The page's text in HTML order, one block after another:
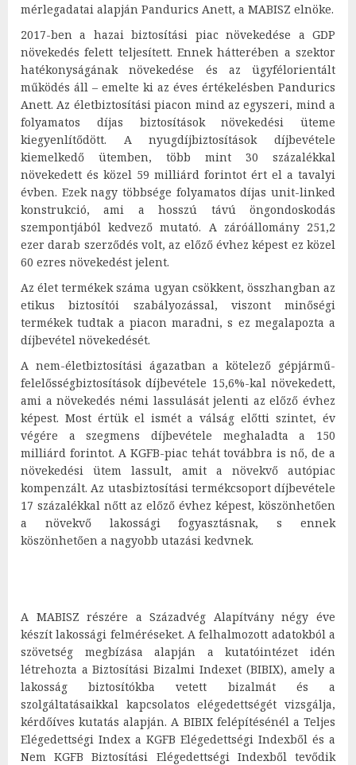
mérlegadatai alapján Pandurics Anett, a MABISZ elnöke.
2017-ben a hazai biztosítási piac növekedése a GDP
növekedés felett teljesített. Ennek hátterében a szektor
hatékonyságának növekedése és az ügyfélorientált
működés áll – emelte ki az éves értékelésben Pandurics
Anett. Az életbiztosítási piacon mind az egyszeri, mind a
folyamatos díjas biztosítások növekedési üteme
kiegyenlítődött. A nyugdíjbiztosítások díjbevétele
kiemelkedő ütemben, több mint 30 százalékkal
növekedett és közel 59 milliárd forintot ért el a tavalyi
évben. Ezek nagy többsége folyamatos díjas unit-linked
konstrukció, ami a hosszú távú öngondoskodás
szempontjából kedvező mutató. A záróállomány 251,2
ezer darab szerződés volt, az előző évhez képest ez közel
60 ezres növekedést jelent.
Az élet termékek száma ugyan csökkent, összhangban az
etikus biztosítói szabályozással, viszont minőségi
termékek tudtak a piacon maradni, s ez megalapozta a
díjbevétel növekedését.
A nem-életbiztosítási ágazatban a kötelező gépjármű-
felelősségbiztosítások díjbevétele 15,6%-kal növekedett,
ami a növekedés némi lassulását jelenti az előző évhez
képest. Most értük el ismét a válság előtti szintet, év
végére a szegmens díjbevétele meghaladta a 150
milliárd forintot. A KGFB-piac tehát továbbra is nő, de a
növekedési ütem lassult, amit a növekvő autópiac
kompenzált. Az utasbiztosítási termékcsoport díjbevétele
17 százalékkal nőtt az előző évhez képest, köszönhetően
a növekvő lakossági fogyasztásnak, s ennek
köszönhetően a nagyobb utazási kedvnek.
A MABISZ részére a Századvég Alapítvány négy éve
készít lakossági felméréseket. A felhalmozott adatokból a
szövetség megbízása alapján a kutatóintézet idén
létrehozta a Biztosítási Bizalmi Indexet (BIBIX), amely a
lakosság biztosítókba vetett bizalmát és a
szolgáltatásaikkal kapcsolatos elégedettségét vizsgálja,
kérdőíves kutatás alapján. A BIBIX felépítésénél a Teljes
Elégedettségi Index a KGFB Elégedettségi Indexből és a
Nem KGFB Biztosítási Elégedettségi Indexből tevődik